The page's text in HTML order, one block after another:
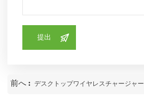
前へ : デスクトップワイヤレスチャージャー